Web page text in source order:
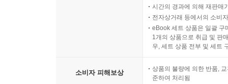
시간의 경과에 의해 재판매
전자상거래 등에서의 소비
eBook 세트 상품은 일괄 구
1개의 상품으로 취급 및 판
우, 세트 상품 전부 및 세트
소비자 피해보상
상품의 불량에 의한 반품,
준하여 처리됨